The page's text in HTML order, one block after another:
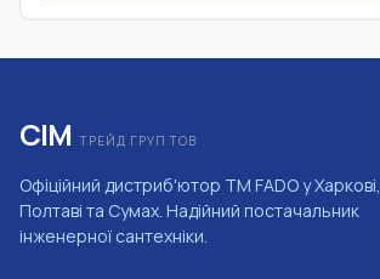
СІМ ТРЕЙД ГРУП ТОВ
Офіційний дистриб'ютор ТМ FADO у Харкові,
Полтаві та Сумах. Надійний постачальник
інженерної сантехніки.